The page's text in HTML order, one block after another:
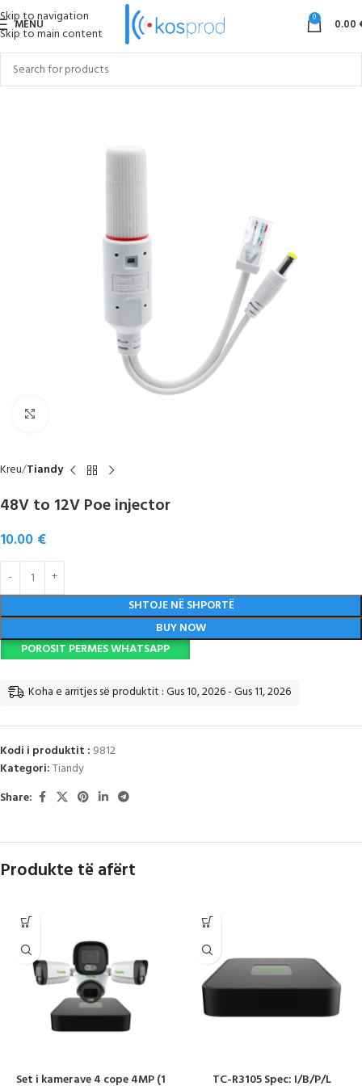
Skip to navigation
Skip to main content
MENU 0 0.00
Kreu Tiandy
48V to 12V Poe injector
10.00 €
SHTOJE NË SHPORTË
BUY NOW
POROSIT PERMES WHATSAPP
Koha e arritjes së produktit : Gus 10, 2026 - Gus 11, 2026
Kodi i produktit : 9812
Kategori:Tiandy
Share:
Produkte të afërt
Set i kamerave 4 cope 4MP (1 TC-R3105 Spec: I/B/P/L